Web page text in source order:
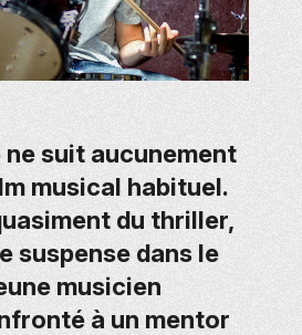
ne suit aucunement
musical habituel.
du thriller,
suspense dans le
musicien
à un mentor